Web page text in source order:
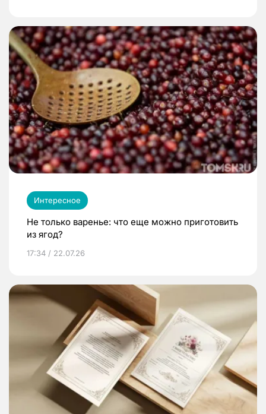
Интересное
Не только варенье: что еще можно приготовить
из ягод?
17:34 / 22.07.26